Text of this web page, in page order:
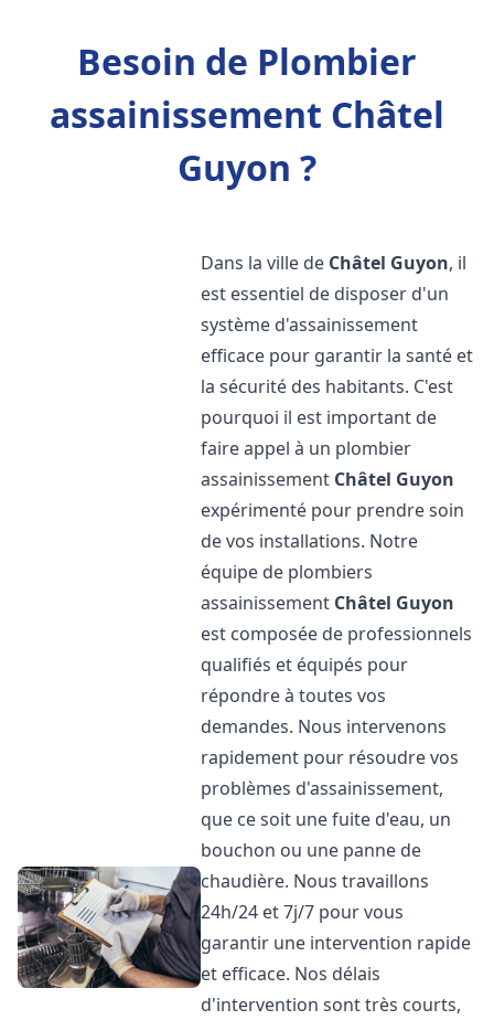
Besoin de Plombier
assainissement Châtel
Guyon ?
Dans la ville de Châtel Guyon, il
est essentiel de disposer d'un
système d'assainissement
efficace pour garantir la santé et
la sécurité des habitants. C'est
pourquoi il est important de
faire appel à un plombier
assainissement Châtel Guyon
expérimenté pour prendre soin
de vos installations. Notre
équipe de plombiers
assainissement Châtel Guyon
est composée de professionnels
qualifiés et équipés pour
répondre à toutes vos
demandes. Nous intervenons
rapidement pour résoudre vos
problèmes d'assainissement,
que ce soit une fuite d'eau, un
bouchon ou une panne de
chaudière. Nous travaillons
24h/24 et 7j/7 pour vous
garantir une intervention rapide
et efficace. Nos délais
d'intervention sont très courts,